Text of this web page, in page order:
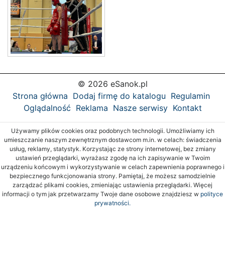
© 2026 eSanok.pl
Strona główna Dodaj firmę do katalogu Regulamin
Oglądalność Reklama Nasze serwisy Kontakt
Używamy plików cookies oraz podobnych technologii. Umożliwiamy ich
umieszczanie naszym zewnętrznym dostawcom m.in. w celach: świadczenia
usług, reklamy, statystyk. Korzystając ze strony internetowej, bez zmiany
ustawień przeglądarki, wyrażasz zgodę na ich zapisywanie w Twoim
urządzeniu końcowym i wykorzystywanie w celach zapewnienia poprawnego i
bezpiecznego funkcjonowania strony. Pamiętaj, że możesz samodzielnie
zarządzać plikami cookies, zmieniając ustawienia przeglądarki. Więcej
informacji o tym jak przetwarzamy Twoje dane osobowe znajdziesz w polityce
prywatności.